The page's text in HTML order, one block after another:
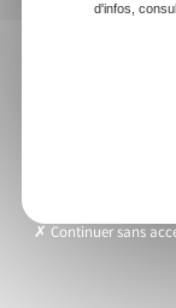
d'infos,
Continuer sans